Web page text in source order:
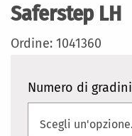
Saferstep LH
Ordine: 1041360
Numero di gradini
galleria
immagini